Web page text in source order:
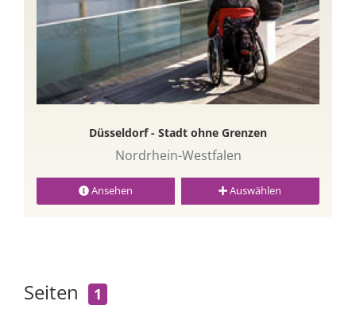
Düsseldorf - Stadt ohne Grenzen
Nordrhein-Westfalen
Ansehen Auswählen
Seiten 1